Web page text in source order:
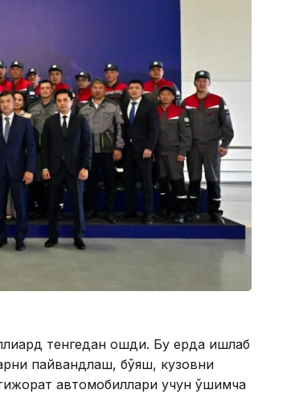
тенгедан ошди. Бу ерда ишлаб
пайвандлаш, бўяш, кузовни
автомобиллари учун қўшимча